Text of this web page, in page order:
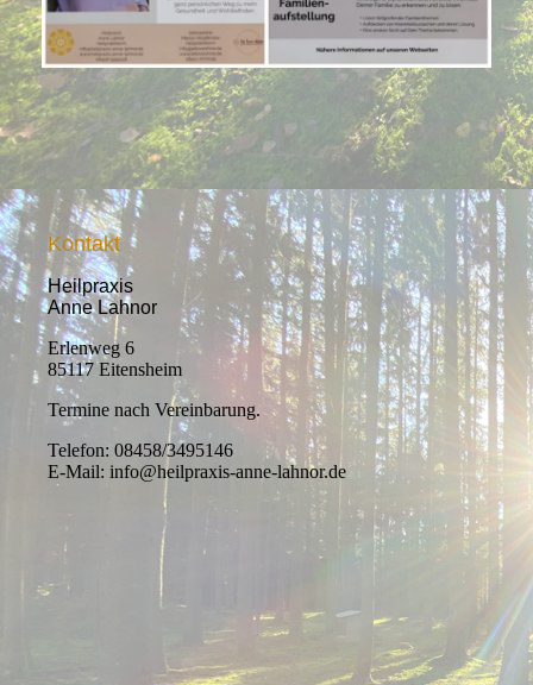
Kontakt
Heilpraxis
Anne Lahnor
Erlenweg 6
85117 Eitensheim
Termine nach Vereinbarung.
Telefon: 08458/3495146
E-Mail: info@heilpraxis-anne-lahnor.de